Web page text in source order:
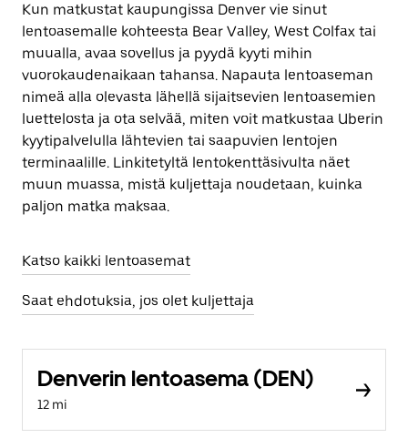
Kun matkustat kaupungissa Denver vie sinut
lentoasemalle kohteesta Bear Valley, West Colfax tai
muualla, avaa sovellus ja pyydä kyyti mihin
vuorokaudenaikaan tahansa. Napauta lentoaseman
nimeä alla olevasta lähellä sijaitsevien lentoasemien
luettelosta ja ota selvää, miten voit matkustaa Uberin
kyytipalvelulla lähtevien tai saapuvien lentojen
terminaalille. Linkitetyltä lentokenttäsivulta näet
muun muassa, mistä kuljettaja noudetaan, kuinka
paljon matka maksaa.
Katso kaikki lentoasemat
Saat ehdotuksia, jos olet kuljettaja
Denverin lentoasema (DEN)
12 mi